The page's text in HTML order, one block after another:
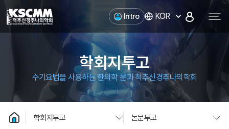
척추신경추나의학회
Intro KOR
학회지투고
수기요법을 사용하는 한의학 분과 척추신경추나의학회
학회지투고 논문투고